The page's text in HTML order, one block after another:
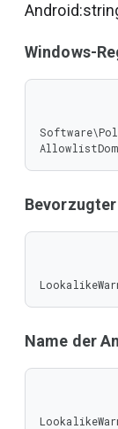
Windows-
Name der